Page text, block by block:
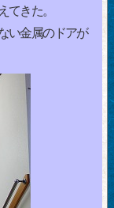
きた。
い金属のドアが